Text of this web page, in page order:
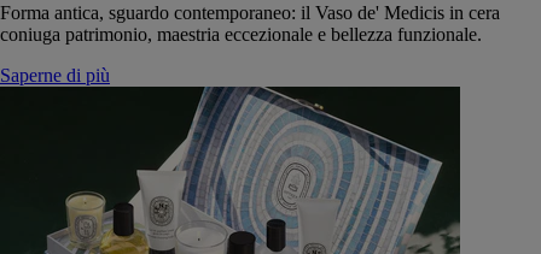
Forma antica, sguardo contemporaneo: il Vaso de' Medicis in cera
coniuga patrimonio, maestria eccezionale e bellezza funzionale.
Saperne di più